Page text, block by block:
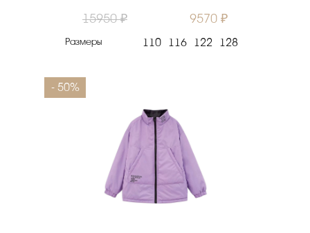
15950 ₽ 9570 ₽
Размеры 110 116 122 128
- 50%